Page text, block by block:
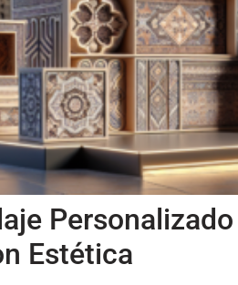
Estética